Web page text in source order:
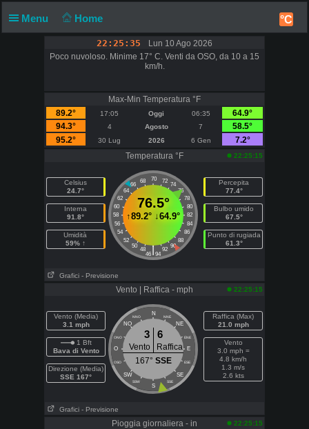
Menu Home °C
22:25:35
Lun 10 Ago 2026
Poco nuvoloso. Minime 17° C. Venti da OSO, da 10 a 15
km/h.
Max-Min Temperatura °F
89.2°
17:05 Oggi 06:35
64.9°
94.3°
4 Agosto 7
58.5°
95.2°
30 Lug 2026 6 Gen
7.2°
Temperatura °F
22:25:15
Celsius
24.7°
Interna
91.8°
Umidità
59% ↑
70
68 72
66
74
64
76
62
78
60
80
58
82
56
84
54
86
52
88
50
90
48 92
|
46 94
76.5°
↑89.2° ↓64.9°
Percepita
77.4°
Bulbo umido
67.5°
Punto di rugiada
61.3°
Grafici - Previsione
Vento | Raffica - mph 22:25:15
Vento (Media)
3.1 mph
1 Bft
Bava di Vento
Direzione (Media)
SSE 167°
N
NNO NNE
NO NE
ONO ENE
O E
OSO ESE
SW SE
SSW SSE
S
3 6
Vento
Raffica
167° SSE
Raffica (Max)
21.0 mph
Vento
3.0 mph =
4.8 km/h
1.3 m/s
2.6 kts
Grafici - Previsione
Pioggia giornaliera - in 22:25:15